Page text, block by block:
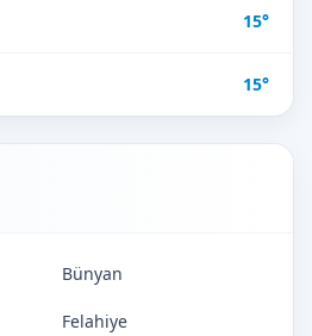
15°
15°
Bünyan
Felahiye